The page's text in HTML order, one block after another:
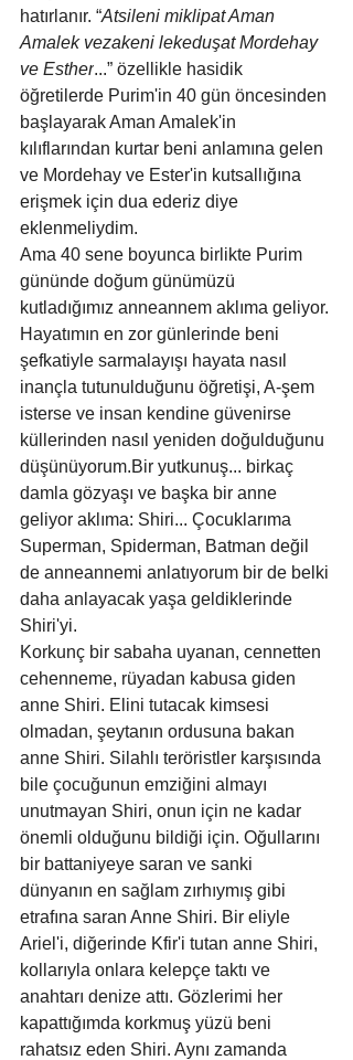
hatırlanır. “Atsileni miklipat Aman
Amalek vezakeni lekeduşat Mordehay
ve Esther...” özellikle hasidik
öğretilerde Purim'in 40 gün öncesinden
başlayarak Aman Amalek'in
kılıflarından kurtar beni anlamına gelen
ve Mordehay ve Ester'in kutsallığına
erişmek için dua ederiz diye
eklenmeliydim.
Ama 40 sene boyunca birlikte Purim
gününde doğum günümüzü
kutladığımız anneannem aklıma geliyor.
Hayatımın en zor günlerinde beni
şefkatiyle sarmalayışı hayata nasıl
inançla tutunulduğunu öğretişi, A-şem
isterse ve insan kendine güvenirse
küllerinden nasıl yeniden doğulduğunu
düşünüyorum.Bir yutkunuş... birkaç
damla gözyaşı ve başka bir anne
geliyor aklıma: Shiri... Çocuklarıma
Superman, Spiderman, Batman değil
de anneannemi anlatıyorum bir de belki
daha anlayacak yaşa geldiklerinde
Shiri'yi.
Korkunç bir sabaha uyanan, cennetten
cehenneme, rüyadan kabusa giden
anne Shiri. Elini tutacak kimsesi
olmadan, şeytanın ordusuna bakan
anne Shiri. Silahlı teröristler karşısında
bile çocuğunun emziğini almayı
unutmayan Shiri, onun için ne kadar
önemli olduğunu bildiği için. Oğullarını
bir battaniyeye saran ve sanki
dünyanın en sağlam zırhıymış gibi
etrafına saran Anne Shiri. Bir eliyle
Ariel'i, diğerinde Kfir'i tutan anne Shiri,
kollarıyla onlara kelepçe taktı ve
anahtarı denize attı. Gözlerimi her
kapattığımda korkmuş yüzü beni
rahatsız eden Shiri. Aynı zamanda